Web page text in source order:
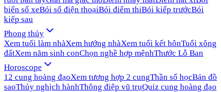
biển số xeBói số điện thoạiBói điểm thiBói kiếp trướcBói
kiếp sau
Phong thủy
Xem tuổi làm nhàXem hướng nhàXem tuổi kết hônTuổi xông
đấtXem năm sinh conChọn nghề hợp mệnhThước Lỗ Ban
Horoscope
12 cung hoàng đạoXem tương hợp 2 cungThần số họcBản đồ
saoThủy nghịch hànhThông điệp vũ trụQuiz cung hoàng đạo